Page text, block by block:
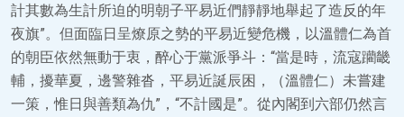
計其數為生計所迫的明朝子平易近們靜靜地舉起了造反的年
夜旗”。但面臨日呈燎原之勢的平易近變危機，以溫體仁為首
的朝臣依然無動于衷，醉心于黨派爭斗：“當是時，流寇躪畿
輔，擾華夏，邊警雜沓，平易近誕辰困，（溫體仁）未嘗建
一策，惟日與善類為仇”，“不計國是”。從內閣到六部仍然言